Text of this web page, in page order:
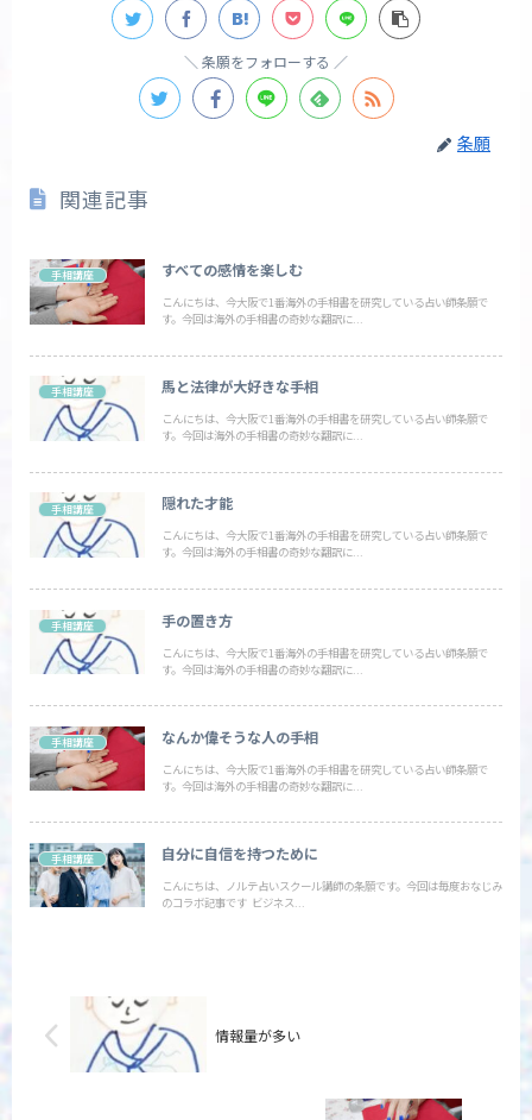
条願をフォローする
条願
関連記事
手相講座 すべての感情を楽しむ
こんにちは、今大阪で1番海外の手相書を研究している占い師条願で
す。今回は海外の手相書の奇妙な翻訳に...
手相講座 馬と法律が大好きな手相
こんにちは、今大阪で1番海外の手相書を研究している占い師条願で
す。今回は海外の手相書の奇妙な翻訳に...
手相講座 隠れた才能
こんにちは、今大阪で1番海外の手相書を研究している占い師条願で
す。今回は海外の手相書の奇妙な翻訳に...
手相講座 手の置き方
こんにちは、今大阪で1番海外の手相書を研究している占い師条願で
す。今回は海外の手相書の奇妙な翻訳に...
手相講座 なんか偉そうな人の手相
こんにちは、今大阪で1番海外の手相書を研究している占い師条願で
す。今回は海外の手相書の奇妙な翻訳に...
手相講座 自分に自信を持つために
こんにちは、ノルテ占いスクール講師の条願です。今回は毎度おなじみ
のコラボ記事です ビジネス...
情報量が多い